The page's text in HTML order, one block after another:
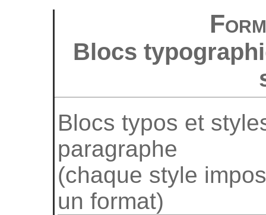
Blocs
Blocs typos et
paragraphe
(chaque style
un format)